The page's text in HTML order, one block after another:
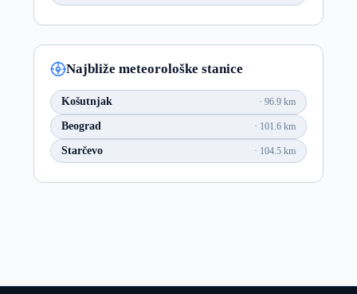
Najbliže meteorološke stanice
Košutnjak 96.9 km
Beograd 101.6 km
Starčevo 104.5 km